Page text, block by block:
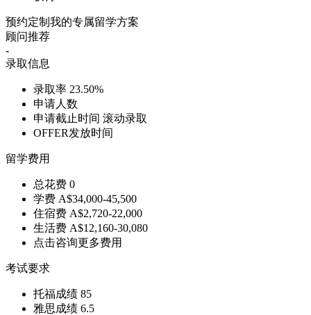
预约定制我的专属留学方案
顾问推荐
-
录取信息
录取率 23.50%
申请人数
申请截止时间 滚动录取
OFFER发放时间
留学费用
总花费 0
学费 A$34,000-45,500
住宿费 A$2,720-22,000
生活费 A$12,160-30,080
点击咨询更多费用
考试要求
托福成绩 85
雅思成绩 6.5